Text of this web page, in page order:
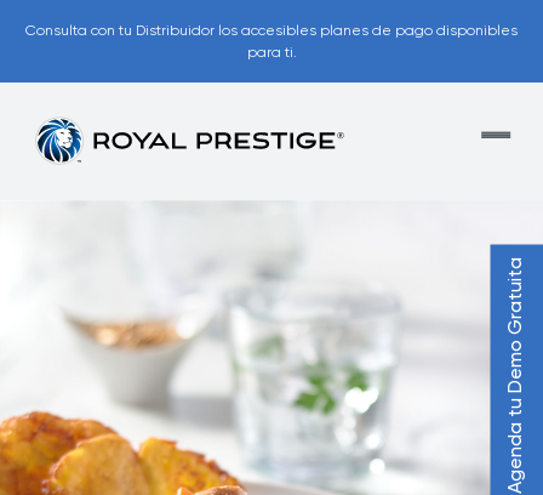
Consulta con tu Distribuidor los accesibles planes de pago disponibles
para ti.
Agenda tu Demo Gratuita